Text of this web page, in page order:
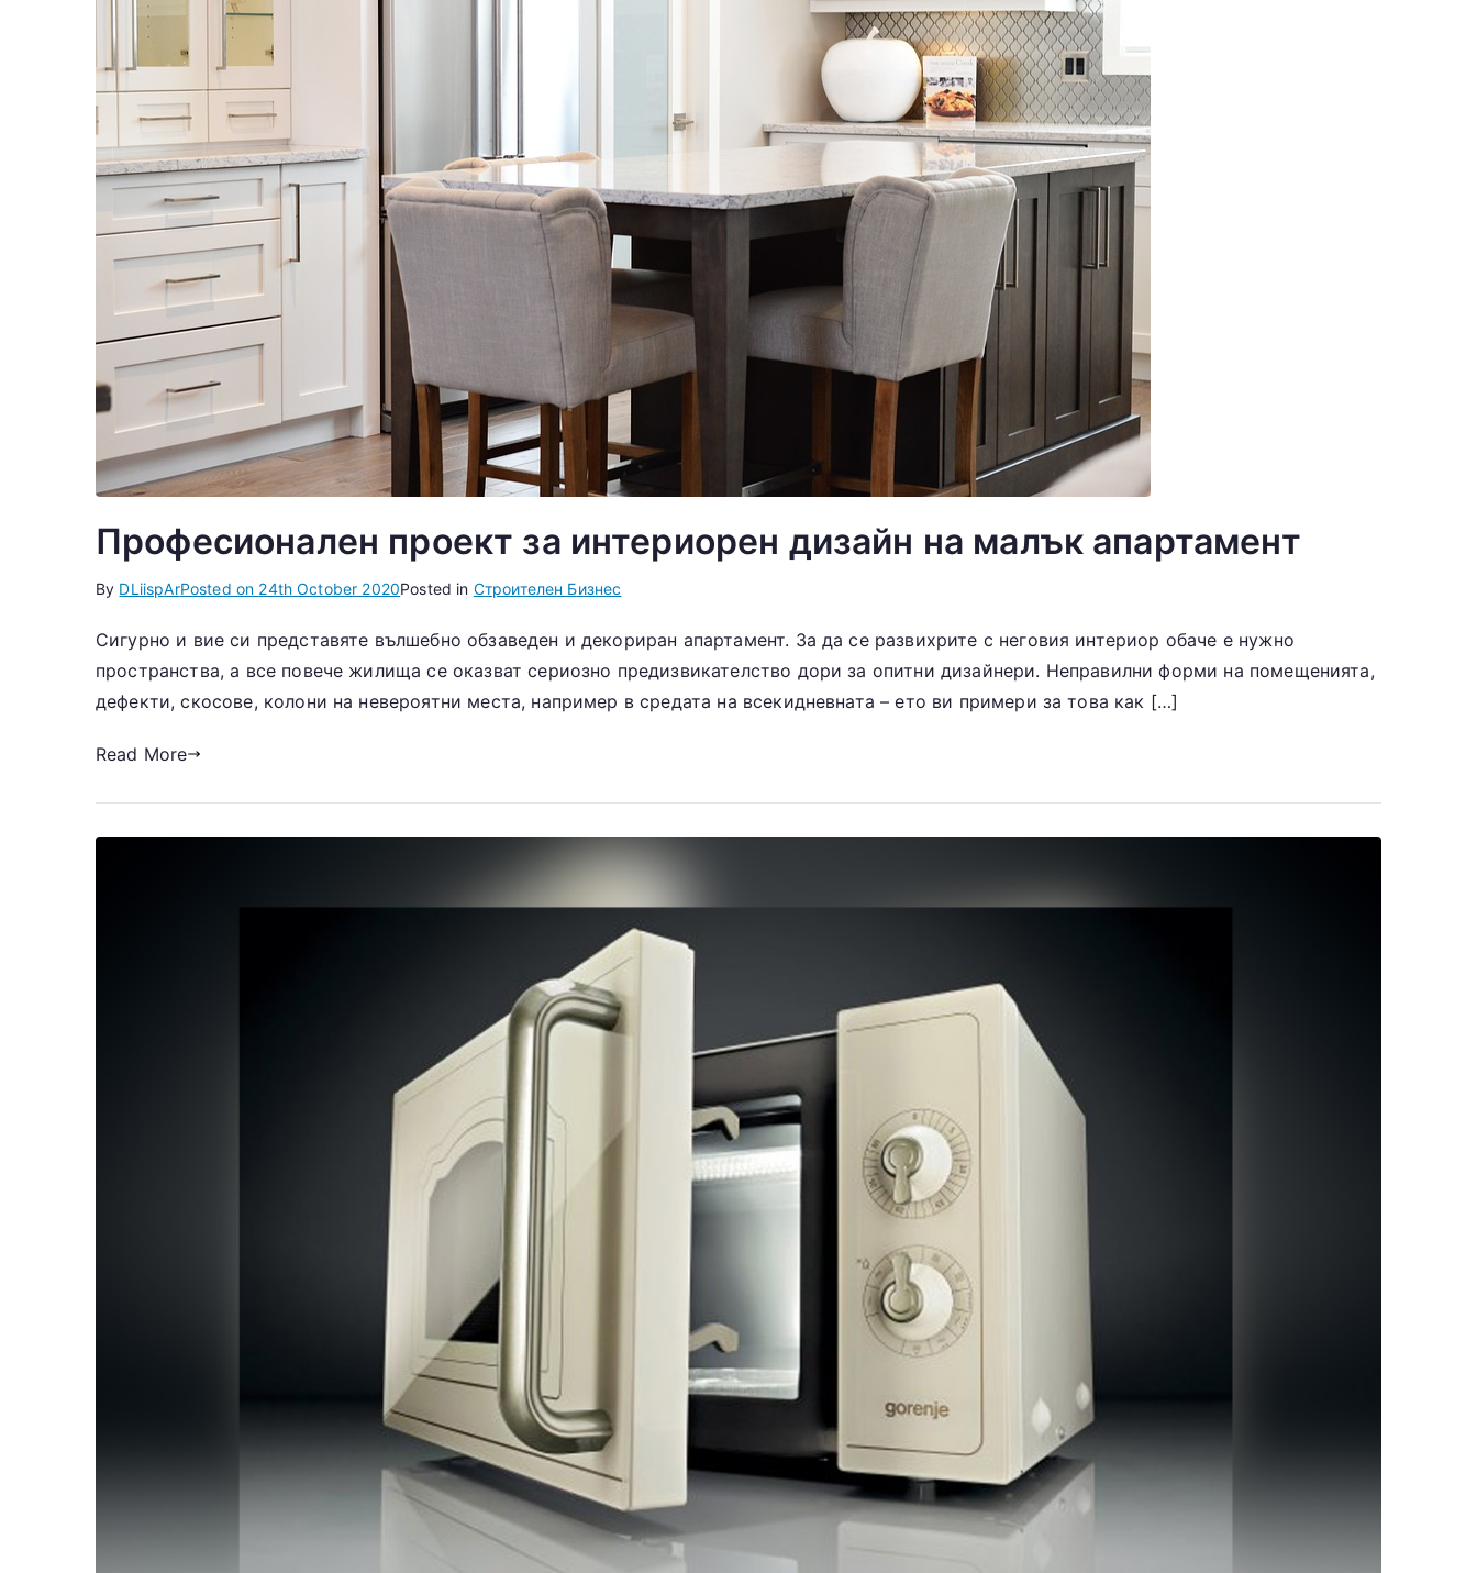
Професионален проект за интериорен дизайн на малък апартамент
By DLiispArPosted on 24th October 2020Posted in Строителен Бизнес
Сигурно и вие си представяте вълшебно обзаведен и декориран апартамент. За да се развихрите с неговия интериор обаче е нужно
пространства, а все повече жилища се оказват сериозно предизвикателство дори за опитни дизайнери. Неправилни форми на помещенията,
дефекти, скосове, колони на невероятни места, например в средата на всекидневната – ето ви примери за това как […]
Read More